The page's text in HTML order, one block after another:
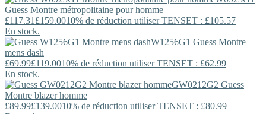
Guess Montre métropolitaine pour homme
£117.31 £159.0010% de réduction utiliser TENSET : £105.57
En stock.
W1256G1 Guess Montre
mens dash
£69.99£119.0010% de réduction utiliser TENSET : £62.99
En stock.
GW0212G2 Guess
Montre blazer homme
£89.99£139.0010% de réduction utiliser TENSET : £80.99